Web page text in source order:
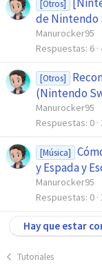
[Otros]
de Nintendo
Manurocker95
Respuestas 6
[Otros]
(Nintendo
Manurocker95
Respuestas 0
[Música]
y Espada y
Manurocker95
Respuestas 0
Hay que estar
Tutoriales